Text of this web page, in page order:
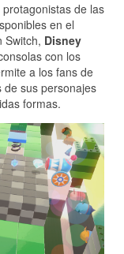
de las
en el
Switch, Disney
con los
a los fans de
de sus personajes
formas.